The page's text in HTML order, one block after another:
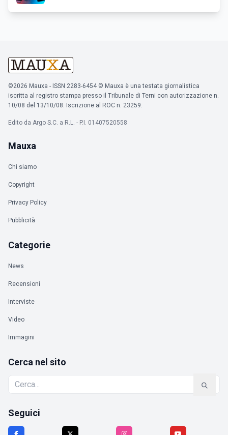
©2026 Mauxa - ISSN 2283-6454 © Mauxa è una testata giornalistica
iscritta al registro stampa presso il Tribunale di Terni con autorizzazione n.
10/08 del 13/10/08. Iscrizione al ROC n. 23259.
Edito da Argo S.C. a R.L. - P.I. 01407520558
Mauxa
Chi siamo
Copyright
Privacy Policy
Pubblicità
Categorie
News
Recensioni
Interviste
Video
Immagini
Cerca nel sito
Seguici